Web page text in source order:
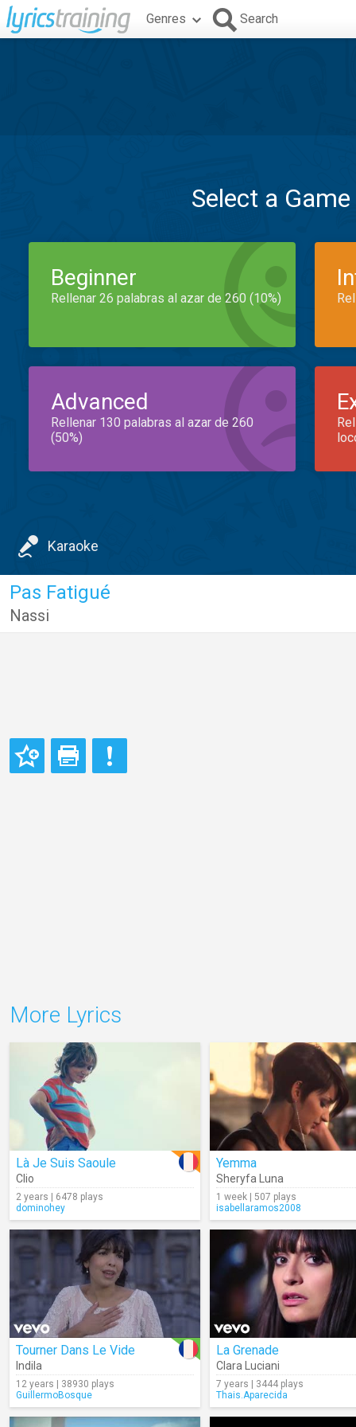
Genres Search
Select a
Beginner
Rellenar 26 palabras al azar de 260 (10%)
Advanced
Rellenar 130 palabras al azar de 260
(50%)
Karaoke
Pas Fatigué
Nassi
More Lyrics
Là Je Suis Saoule
Clio
2 years | 6478 plays
dominohey
Yemma
Sheryfa Luna
1 week | 507 plays
isabellaramos2008
Tourner Dans Le Vide
Indila
12 years | 38930 plays
GuillermoBosque
La Grenade
Clara Luciani
7 years | 3444 plays
Thais.Aparecida